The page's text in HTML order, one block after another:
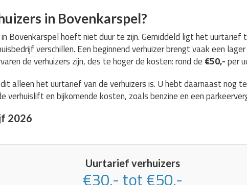
in Bovenkarspel?
Bovenkarspel hoeft niet duur te zijn. Gemiddeld ligt het uurtarief
verschillen. Een beginnend verhuizer brengt vaak een
de verhuizers zijn, des te hoger de kosten: rond de €50,-per
alleen het uurtarief van de verhuizers is. U hebt daarnaast nog
verhuislift en bijkomende kosten, zoals benzine en een
2026
Uurtarief verhuizers
€30,- tot €50,-